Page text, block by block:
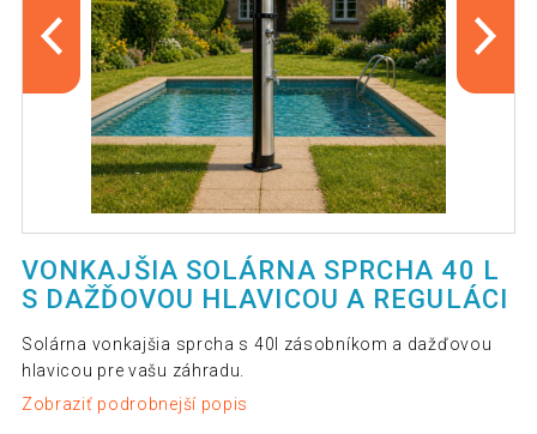
VONKAJŠIA SOLÁRNA SPRCHA 40 L
S DAŽĎOVOU HLAVICOU A REGULÁCI
Solárna vonkajšia sprcha s 40l zásobníkom a dažďovou
hlavicou pre vašu záhradu.
Zobraziť podrobnejší popis